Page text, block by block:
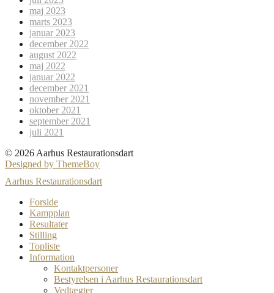
maj 2023
marts 2023
januar 2023
december 2022
august 2022
maj 2022
januar 2022
december 2021
november 2021
oktober 2021
september 2021
juli 2021
© 2026 Aarhus Restaurationsdart
Designed by ThemeBoy
Aarhus Restaurationsdart
Forside
Kampplan
Resultater
Stilling
Topliste
Information
Kontaktpersoner
Bestyrelsen i Aarhus Restaurationsdart
Vedtægter